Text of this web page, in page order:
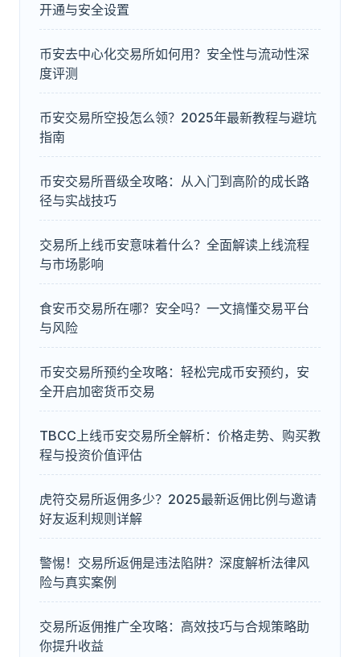
开通与安全设置
币安去中心化交易所如何用？安全性与流动性深
度评测
币安交易所空投怎么领？2025年最新教程与避坑
指南
币安交易所晋级全攻略：从入门到高阶的成长路
径与实战技巧
交易所上线币安意味着什么？全面解读上线流程
与市场影响
食安币交易所在哪？安全吗？一文搞懂交易平台
与风险
币安交易所预约全攻略：轻松完成币安预约，安
全开启加密货币交易
TBCC上线币安交易所全解析：价格走势、购买教
程与投资价值评估
虎符交易所返佣多少？2025最新返佣比例与邀请
好友返利规则详解
警惕！交易所返佣是违法陷阱？深度解析法律风
险与真实案例
交易所返佣推广全攻略：高效技巧与合规策略助
你提升收益